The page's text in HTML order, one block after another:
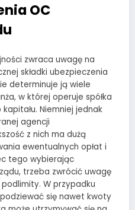
OC
zwraca uwagę na
składki ubezpieczenia
determinuje ją wiele
w której operuje spółka
Niemniej jednak
agencji
z nich ma dużą
ewentualnych opłat i
tego wybierając
trzeba zwrócić uwagę
W przypadku
się nawet kwoty